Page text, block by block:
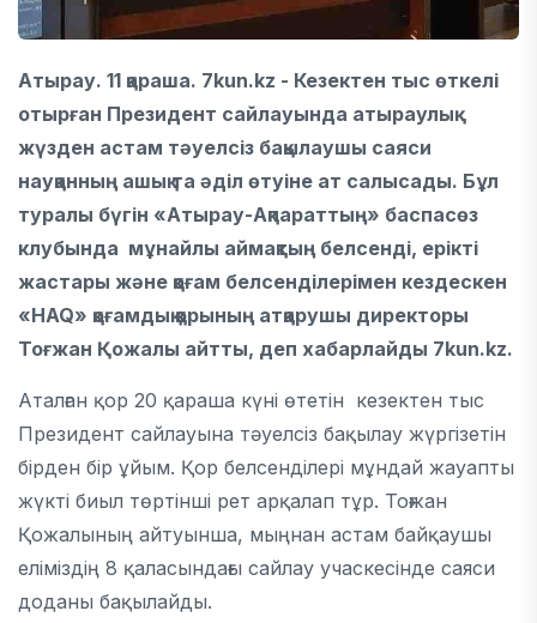
Атырау. 11 қараша. 7kun.kz - Кезектен тыс өткелі
отырған Президент сайлауында атыраулық
жүзден астам тәуелсіз бақылаушы саяси
науқанның ашық та әділ өтуіне ат салысады. Бұл
туралы бүгін «Атырау-Ақпараттың» баспасөз
клубында мұнайлы аймақтың белсенді, ерікті
жастары және қоғам белсенділерімен кездескен
«HAQ» қоғамдық қорының атқарушы директоры
Тоғжан Қожалы айтты, деп хабарлайды 7kun.kz.
Аталған қор 20 қараша күні өтетін кезектен тыс
Президент сайлауына тәуелсіз бақылау жүргізетін
бірден бір ұйым. Қор белсенділері мұндай жауапты
жүкті биыл төртінші рет арқалап тұр. Тоғжан
Қожалының айтуынша, мыңнан астам байқаушы
еліміздің 8 қаласындағы сайлау учаскесінде саяси
доданы бақылайды.